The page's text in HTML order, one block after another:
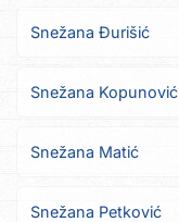
Snežana Đurišić
Snežana Kopunović
Snežana Matić
Snežana Petković